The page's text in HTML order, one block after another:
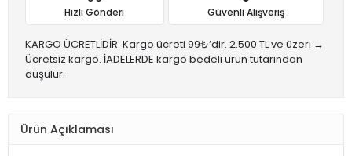
Hızlı Gönderi Güvenli Alışveriş
KARGO ÜCRETLİDİR. Kargo ücreti 99₺’dir. 2.500 TL ve üzeri →
Ücretsiz kargo. İADELERDE kargo bedeli ürün tutarından
düşülür.
Ürün Açıklaması